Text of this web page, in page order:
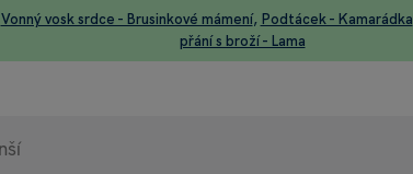
Vonný vosk srdce - Brusinkové mámení, Podtácek - Kamarádka
přání s broží - Lama